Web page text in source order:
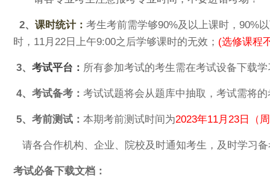
2、课时统计：考生考前需学够90%及以上课时，90%
时， 11月22日上午9:00之后学够课时的无效； (选修课程
3、考试平台： 所有参加考试的考生需在考试设备下载
4、考试备考：考试试题将会从题库中抽取，考试需将
5、考前测试：本期考前测试时间为2023年11月23日（
请各合作机构、企业、院校及时通知考生，及时学习
考试必备下载文档：